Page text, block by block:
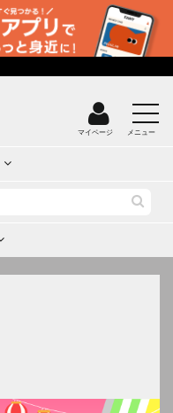
マイページ メニュー